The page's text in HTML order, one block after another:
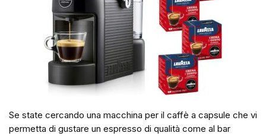
Se state cercando una macchina per il caffè a capsule che vi
permetta di gustare un espresso di qualità come al bar